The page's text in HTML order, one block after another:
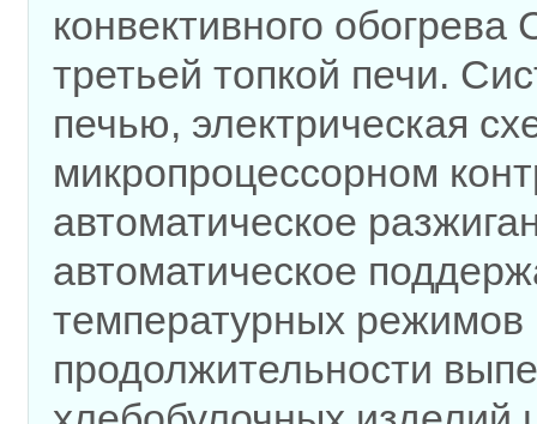
конвективного
третьей топкой печи.
печью, электрическая
микропроцессорном
автоматическое
автоматическое
температурных режимов
продолжительности